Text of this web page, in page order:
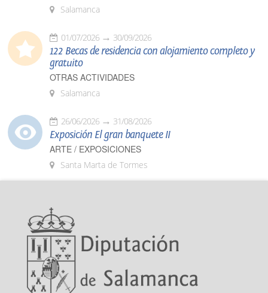
Salamanca
01/07/2026 30/09/2026
122 Becas de residencia con alojamiento completo y
gratuito
OTRAS ACTIVIDADES
Salamanca
26/06/2026 31/08/2026
Exposición El gran banquete II
ARTE / EXPOSICIONES
Santa Marta de Tormes